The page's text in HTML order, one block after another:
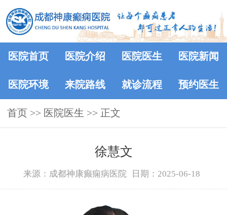
医院首页 医院介绍 医院医生 医院新闻
医院环境 来院路线 就诊流程 预约医生
首页 >> 医院医生 >> 正文
徐慧文
来源：成都神康癫痫病医院 日期：2025-06-18